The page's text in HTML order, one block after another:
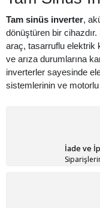
Tam sinüs inverter,
dönüştüren bir
araç, tasarruflu elektrik
ve arıza durumlarına
inverterler sayesinde
sistemlerinin ve motorlu
Tam Sinüs
Enerji üretim
çevrilmesinden
verilir. Cihazlar,
İade ve